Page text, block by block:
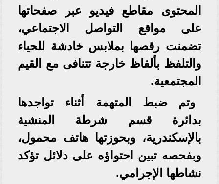
المحتوى مقاطع فيديو عبر صفحاتها
على مواقع التواصل الاجتماعي،
تضمنت رقصها بملابس خادشة للحياء
والتلفظ بألفاظ خارجة تتنافى مع القيم
المجتمعية.
وتم ضبط المتهمة أثناء تواجدها
بدائرة قسم شرطة المنشية
بالإسكندرية، وبحوزتها هاتف محمول،
وبفحصه تبين احتواؤه على دلائل تؤكد
نشاطها الإجرامي.